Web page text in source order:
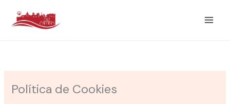
contenido
Política de Cookies